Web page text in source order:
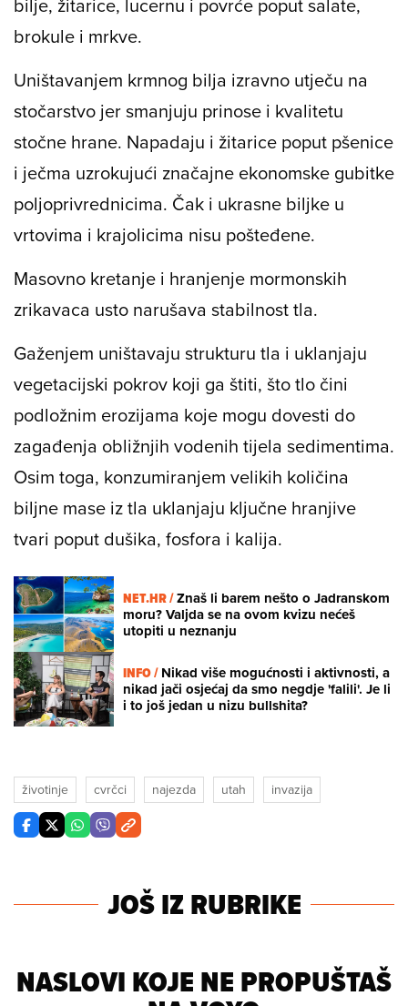
bilje, žitarice, lucernu i povrće poput salate,
brokule i mrkve.
Uništavanjem krmnog bilja izravno utječu na
stočarstvo jer smanjuju prinose i kvalitetu
stočne hrane. Napadaju i žitarice poput pšenice
i ječma uzrokujući značajne ekonomske gubitke
poljoprivrednicima. Čak i ukrasne biljke u
vrtovima i krajolicima nisu pošteđene.
Masovno kretanje i hranjenje mormonskih
zrikavaca usto narušava stabilnost tla.
Gaženjem uništavaju strukturu tla i uklanjaju
vegetacijski pokrov koji ga štiti, što tlo čini
podložnim erozijama koje mogu dovesti do
zagađenja obližnjih vodenih tijela sedimentima.
Osim toga, konzumiranjem velikih količina
biljne mase iz tla uklanjaju ključne hranjive
tvari poput dušika, fosfora i kalija.
NET.HR /Znaš li barem nešto o Jadranskom
moru? Valjda se na ovom kvizu nećeš
utopiti u neznanju
INFO /Nikad više mogućnosti i aktivnosti, a
nikad jači osjećaj da smo negdje 'falili'. Je li
i to još jedan u nizu bullshita?
životinje cvrčci najezda utah invazija
JOŠ IZ RUBRIKE
NASLOVI KOJE NE PROPUŠTAŠ